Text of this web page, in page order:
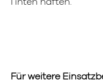
Für weitere